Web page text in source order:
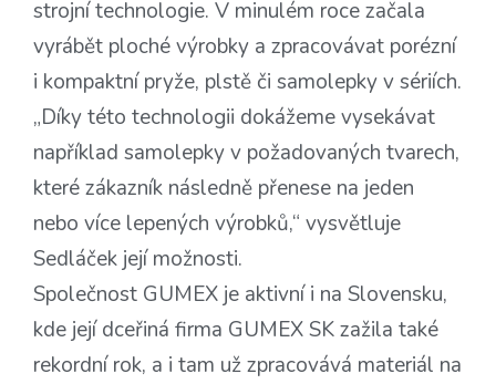
strojní technologie. V minulém roce začala
vyrábět ploché výrobky a zpracovávat porézní
i kompaktní pryže, plstě či samolepky v sériích.
„Díky této technologii dokážeme vysekávat
například samolepky v požadovaných tvarech,
které zákazník následně přenese na jeden
nebo více lepených výrobků,“ vysvětluje
Sedláček její možnosti.
Společnost GUMEX je aktivní i na Slovensku,
kde její dceřiná firma GUMEX SK zažila také
rekordní rok, a i tam už zpracovává materiál na